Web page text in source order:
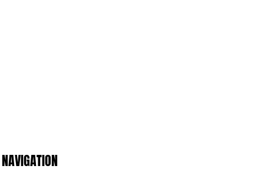
NAVIGATION